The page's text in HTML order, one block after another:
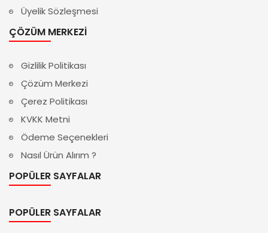
Üyelik Sözleşmesi
ÇÖZÜM MERKEZI
Gizlilik Politikası
Çözüm Merkezi
Çerez Politikası
KVKK Metni
Ödeme Seçenekleri
Nasıl Ürün Alırım ?
POPÜLER SAYFALAR
POPÜLER SAYFALAR